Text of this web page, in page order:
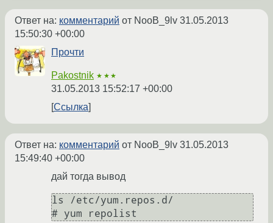
Ответ на: комментарий от NooB_9lv 31.05.2013
15:50:30 +00:00
Прочти
Pakostnik ★★★
31.05.2013 15:52:17 +00:00
Ссылка
Ответ на: комментарий от NooB_9lv 31.05.2013
15:49:40 +00:00
дай тогда вывод
ls /etc/yum.repos.d/